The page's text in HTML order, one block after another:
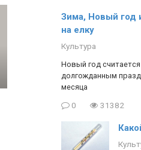
Зима, Новый год
на елку
Культура
Новый год
долгожданным
месяца
0 31382